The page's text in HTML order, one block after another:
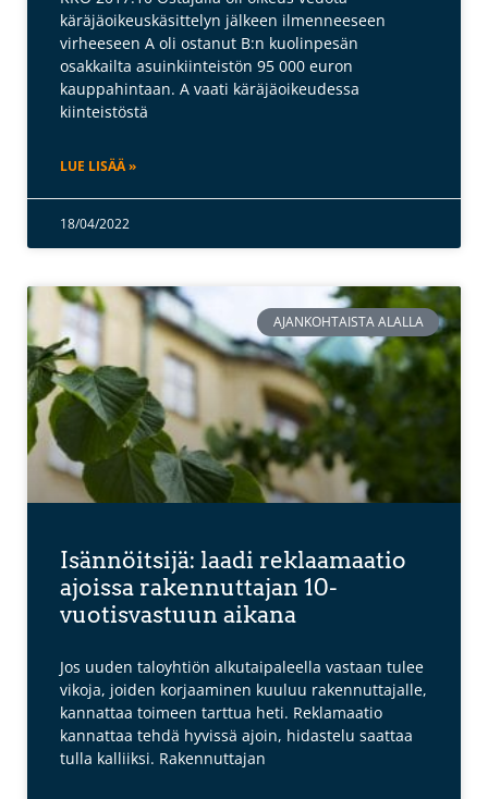
käräjäoikeuskäsittelyn jälkeen ilmenneeseen
virheeseen A oli ostanut B:n kuolinpesän
osakkailta asuinkiinteistön 95 000 euron
kauppahintaan. A vaati käräjäoikeudessa
kiinteistöstä
LUE LISÄÄ »
18/04/2022
AJANKOHTAISTA ALALLA
Isännöitsijä: laadi reklaamaatio
ajoissa rakennuttajan 10-
vuotisvastuun aikana
Jos uuden taloyhtiön alkutaipaleella vastaan tulee
vikoja, joiden korjaaminen kuuluu rakennuttajalle,
kannattaa toimeen tarttua heti. Reklamaatio
kannattaa tehdä hyvissä ajoin, hidastelu saattaa
tulla kalliiksi. Rakennuttajan